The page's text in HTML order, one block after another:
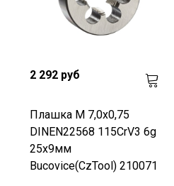
2 292 руб
Плашка М 7,0х0,75
DINEN22568 115CrV3 6g
25х9мм
Bucovice(CzTool) 210071